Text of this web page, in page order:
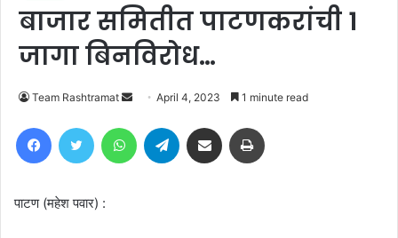
बाजार समितीत पाटणकरांची 1
जागा बिनविरोध…
Team Rashtramat
Send
email
April 4, 2023 1 minute read
FacebookTwitter WhatsAppTelegram Share via Email
पाटण (महेश पवार) :